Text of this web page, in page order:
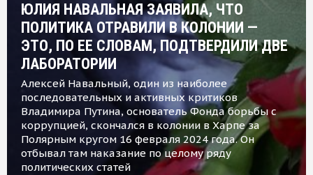
ЮЛИЯ НАВАЛЬНАЯ ЗАЯВИЛА, ЧТО
ПОЛИТИКА ОТРАВИЛИ В КОЛОНИИ —
ЭТО, ПО ЕЕ СЛОВАМ, ПОДТВЕРДИЛИ ДВЕ
ЛАБОРАТОРИИ
Алексей Навальный, один из наиболее
последовательных и активных критиков
Владимира Путина, основатель Фонда борьбы с
коррупцией, скончался в колонии в Харпе за
Полярным кругом 16 февраля 2024 года. Он
отбывал там наказание по целому ряду
политических статей